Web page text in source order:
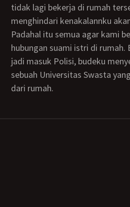
tidak lagi bekerja di rumah
menghindari kenakalannku
Padahal itu semua agar kami
hubungan suami istri di
jadi masuk Polisi, budeku
sebuah Universitas Swasta
dari rumah.